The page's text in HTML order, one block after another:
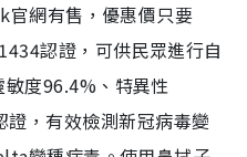
官網有售，優惠價只要
認證，可供民眾進行自
度96.4%、特異性
，有效檢測新冠病毒變